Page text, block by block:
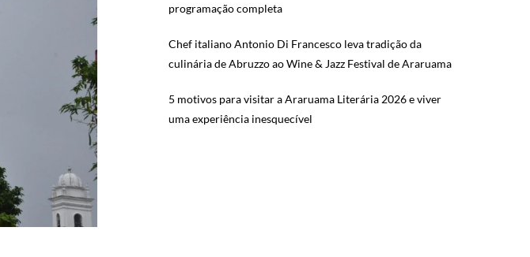
programação completa
Chef italiano Antonio Di Francesco leva tradição da
culinária de Abruzzo ao Wine & Jazz Festival de Araruama
5 motivos para visitar a Araruama Literária 2026 e viver
uma experiência inesquecível